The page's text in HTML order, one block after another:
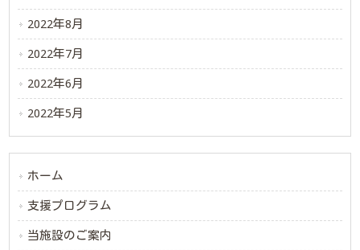
2022年8月
2022年7月
2022年6月
2022年5月
ホーム
支援プログラム
当施設のご案内